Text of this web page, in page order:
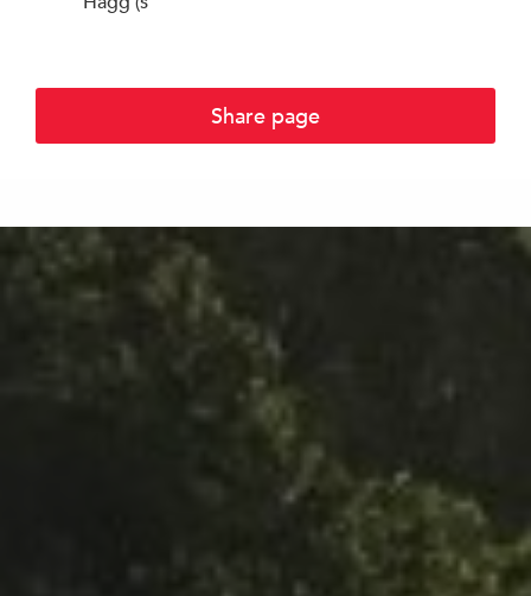
Share page